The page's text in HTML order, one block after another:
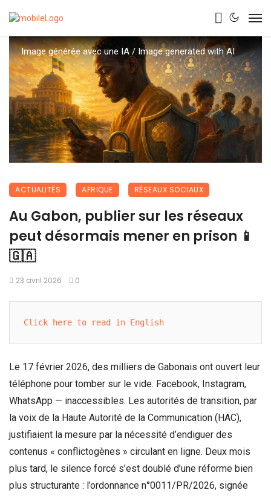
Image générée avec une IA / Image generated with AI
ACTUALITÉS AFRIQUE RÉSEAUX SOCIAUX
Au Gabon, publier sur les réseaux
peut désormais mener en prison 📱
🇬🇦
23 avril 2026 0
Click here to read in English
Le 17 février 2026, des milliers de Gabonais ont ouvert leur
téléphone pour tomber sur le vide. Facebook, Instagram,
WhatsApp — inaccessibles. Les autorités de transition, par
la voix de la Haute Autorité de la Communication (HAC),
justifiaient la mesure par la nécessité d’endiguer des
contenus « conflictogènes » circulant en ligne. Deux mois
plus tard, le silence forcé s’est doublé d’une réforme bien
plus structurante : l’ordonnance n°0011/PR/2026, signée